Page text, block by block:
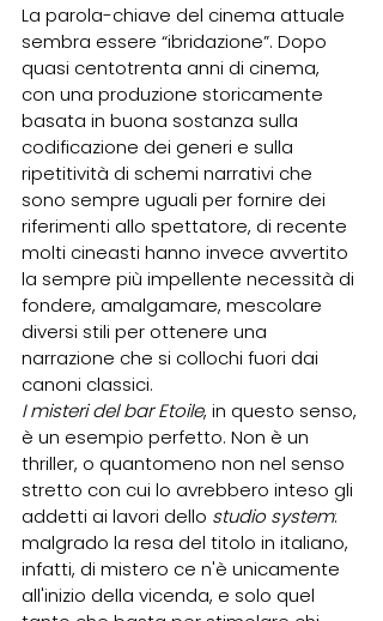
La parola-chiave del cinema attuale
sembra essere “ibridazione”. Dopo
quasi centotrenta anni di cinema,
con una produzione storicamente
basata in buona sostanza sulla
codificazione dei generi e sulla
ripetitività di schemi narrativi che
sono sempre uguali per fornire dei
riferimenti allo spettatore, di recente
molti cineasti hanno invece avvertito
la sempre più impellente necessità di
fondere, amalgamare, mescolare
diversi stili per ottenere una
narrazione che si collochi fuori dai
canoni classici.
I misteri del bar Etoile, in questo senso,
è un esempio perfetto. Non è un
thriller, o quantomeno non nel senso
stretto con cui lo avrebbero inteso gli
addetti ai lavori dello studio system:
malgrado la resa del titolo in italiano,
infatti, di mistero ce n'è unicamente
all'inizio della vicenda, e solo quel